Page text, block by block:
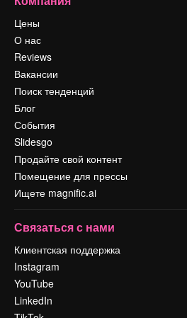
Цены
О нас
Reviews
Вакансии
Поиск тенденций
Блог
События
Slidesgo
Продайте свой контент
Помещение для прессы
Ищете magnific.ai
Связаться с нами
Клиентская поддержка
Instagram
YouTube
LinkedIn